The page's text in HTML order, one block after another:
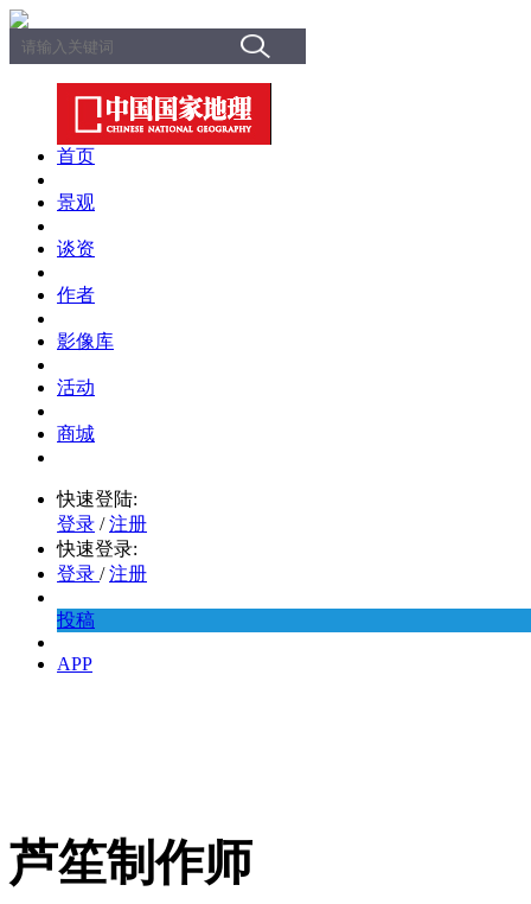
首页
景观
谈资
作者
影像库
活动
商城
快速登陆:
登录 / 注册
快速登录:
登录 / 注册
投稿
APP
芦笙制作师